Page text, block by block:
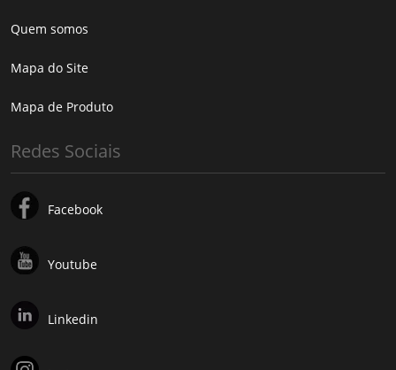
Quem somos
Mapa do Site
Mapa de Produto
Redes Sociais
Facebook
Youtube
Linkedin